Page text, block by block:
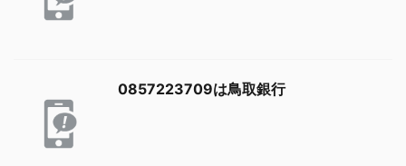
0857223709は鳥取銀行